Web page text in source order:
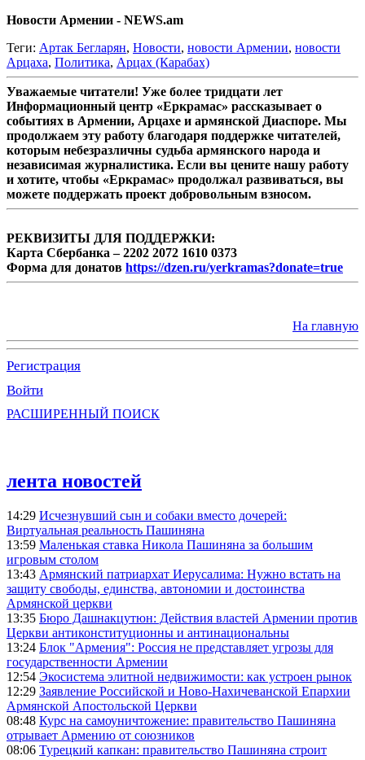
Новости Армении - NEWS.am
Теги: Артак Бегларян, Новости, новости Армении, новости
Арцаха, Политика, Арцах (Карабах)
Уважаемые читатели! Уже более тридцати лет
Информационный центр «Еркрамас» рассказывает о
событиях в Армении, Арцахе и армянской Диаспоре. Мы
продолжаем эту работу благодаря поддержке читателей,
которым небезразличны судьба армянского народа и
независимая журналистика. Если вы цените нашу работу
и хотите, чтобы «Еркрамас» продолжал развиваться, вы
можете поддержать проект добровольным взносом.
РЕКВИЗИТЫ ДЛЯ ПОДДЕРЖКИ:
Карта Сбербанка – 2202 2072 1610 0373
Форма для донатов https://dzen.ru/yerkramas?donate=true
На главную
Регистрация
Войти
РАСШИРЕННЫЙ ПОИСК
лента новостей
14:29 Исчезнувший сын и собаки вместо дочерей:
Виртуальная реальность Пашиняна
13:59 Маленькая ставка Никола Пашиняна за большим
игровым столом
13:43 Армянский патриархат Иерусалима: Нужно встать на
защиту свободы, единства, автономии и достоинства
Армянской церкви
13:35 Бюро Дашнакцутюн: Действия властей Армении против
Церкви антиконституционны и антинациональны
13:24 Блок "Армения": Россия не представляет угрозы для
государственности Армении
12:54 Экосистема элитной недвижимости: как устроен рынок
12:29 Заявление Российской и Ново-Нахичеванской Епархии
Армянской Апостольской Церкви
08:48 Курс на самоуничтожение: правительство Пашиняна
отрывает Армению от союзников
08:06 Турецкий капкан: правительство Пашиняна строит